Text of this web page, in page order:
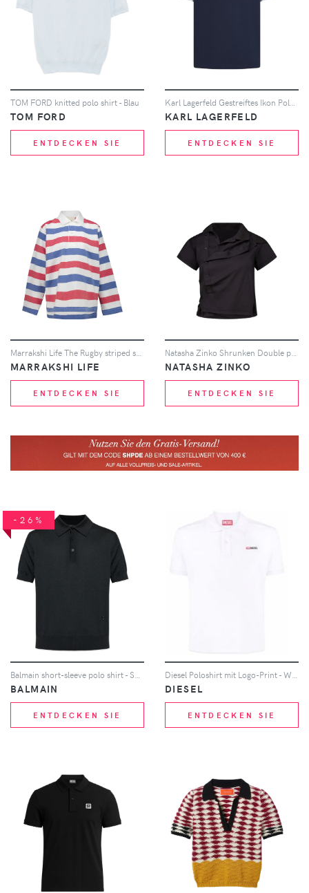
TOM FORD knitted polo shirt - Blau
TOM FORD
ENTDECKEN SIE
KARL LAGERFELD
ENTDECKEN SIE
Marrakshi Life The Rugby striped shirt - Weiß
MARRAKSHI LIFE
ENTDECKEN SIE
Natasha Zinko Shrunken Double polo shirt - Schwarz
NATASHA ZINKO
ENTDECKEN SIE
-26%
BALMAIN
ENTDECKEN SIE
DIESEL
ENTDECKEN SIE